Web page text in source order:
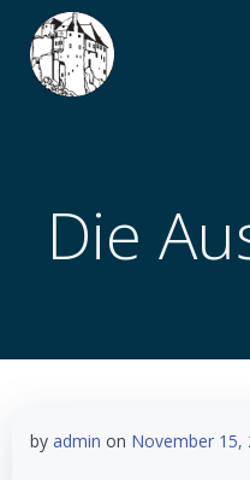
Die
by admin on November 15,